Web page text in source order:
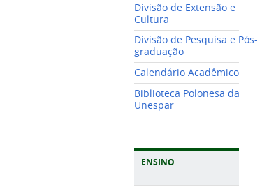
Divisão de Extensão e
Cultura
Divisão de Pesquisa e Pós-
graduação
Calendário Acadêmico
Biblioteca Polonesa da
Unespar
ENSINO